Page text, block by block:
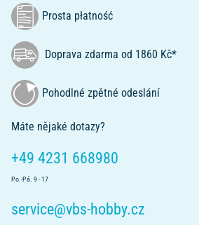
Prosta płatność
Doprava zdarma od 1860 Kč*
Pohodlné zpětné odeslání
Máte nějaké dotazy?
+49 4231 668980
Po.-Pá. 9 - 17
service@vbs-hobby.cz